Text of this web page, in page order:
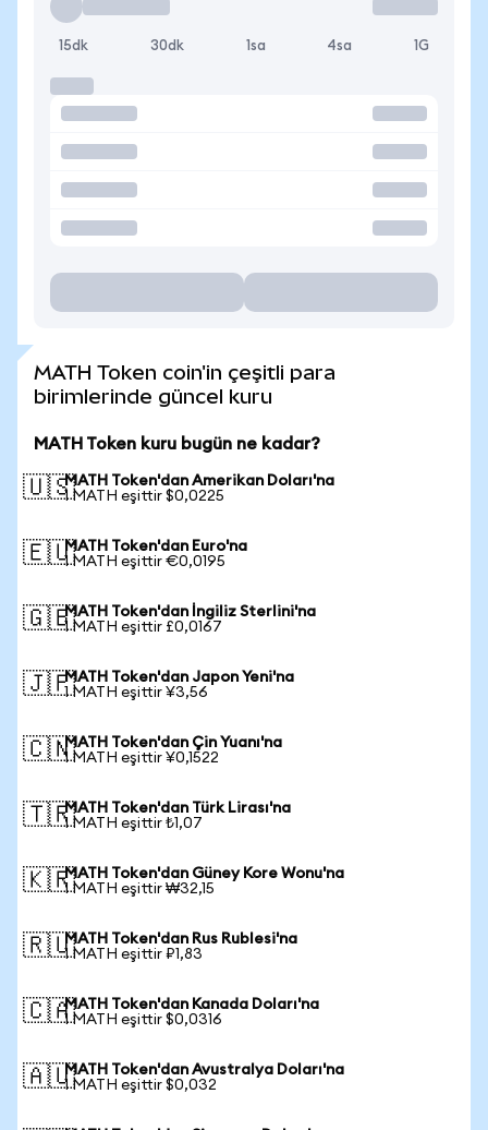
15dk 30dk 1sa 4sa 1G
MATH Token coin'in çeşitli para
birimlerinde güncel kuru
MATH Token kuru bugün ne kadar?
🇺🇸MATH Token'dan Amerikan Doları'na
1 MATH eşittir $0,0225
🇪🇺MATH Token'dan Euro'na
1 MATH eşittir €0,0195
🇬🇧MATH Token'dan İngiliz Sterlini'na
1 MATH eşittir £0,0167
🇯🇵MATH Token'dan Japon Yeni'na
1 MATH eşittir ¥3,56
🇨🇳MATH Token'dan Çin Yuanı'na
1 MATH eşittir ¥0,1522
🇹🇷MATH Token'dan Türk Lirası'na
1 MATH eşittir ₺1,07
🇰🇷MATH Token'dan Güney Kore Wonu'na
1 MATH eşittir ₩32,15
🇷🇺MATH Token'dan Rus Rublesi'na
1 MATH eşittir ₽1,83
🇨🇦MATH Token'dan Kanada Doları'na
1 MATH eşittir $0,0316
🇦🇺MATH Token'dan Avustralya Doları'na
1 MATH eşittir $0,032